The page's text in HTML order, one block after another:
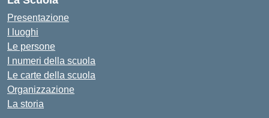
Presentazione
I luoghi
Le persone
I numeri della scuola
Le carte della scuola
Organizzazione
La storia